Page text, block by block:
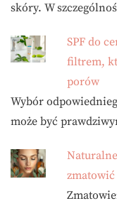
skóry. W
SPF do
filtrem,
porów
Wybór
może być
zmatowić